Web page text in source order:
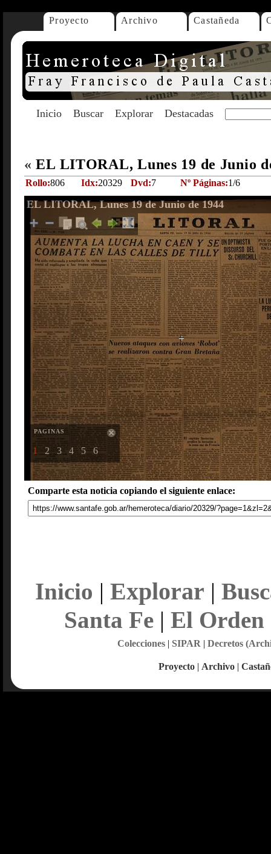
Proyecto Archivo Castañeda
Inicio Buscar Explorar Destacadas
« EL LITORAL, Lunes 19 de Junio
Rollo:806 Idx:20329 Dvd:7 Nº Páginas:1/6
EL LITORAL, Lunes 19 de Junio de 1944
PAGINAS
1 2 3 4 5 6
Comparte esta noticia copiando el siguiente enlace:
Inicio | Explorar |
Santa Fe| El Orden
Colecciones| SIPAR | Decretos
Proyecto | Archivo |